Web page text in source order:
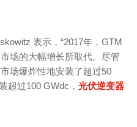
表示，“2017年，GTM
场的大幅增长所取代。尽管
场爆炸性地安装了超过50
超过100 GWdc， 光伏逆变器